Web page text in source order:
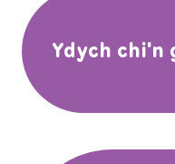
Ydych